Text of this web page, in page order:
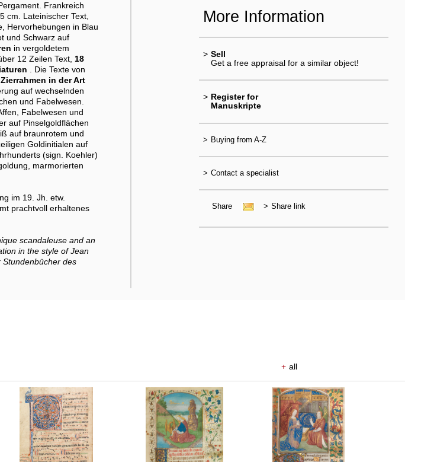
Frankreich
cm. Lateinischer Text,
Hervorhebungen in Blau
und Schwarz auf
in vergoldetem
12 Zeilen Text, 18
. Die Texte von
in der Art
auf wechselnden
und Fabelwesen.
Fabelwesen und
auf Pinselgoldflächen
auf braunrotem und
Goldinitialen auf
(sign. Koehler)
marmorierten
im 19. Jh. etw.
prachtvoll erhaltenes
scandaleuse and an
in the style of Jean
des
More Information
> Sell
Get a free appraisal for a similar object!
> Register for
Manuskripte
> Buying from A-Z
> Contact a specialist
Share > Share link
+ all